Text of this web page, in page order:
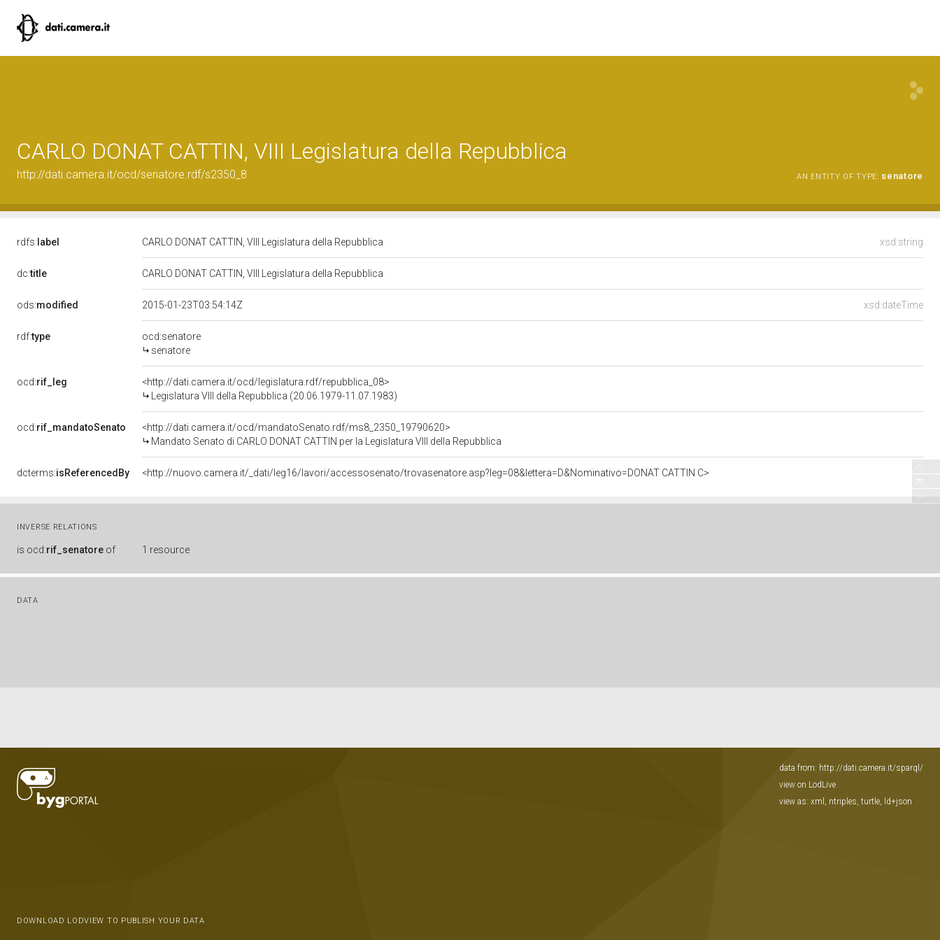
CARLO DONAT CATTIN, VIII Legislatura della Repubblica
http://dati.camera.it/ocd/senatore.rdf/s2350_8 AN ENTITY OF TYPE: senatore
rdfs: label xsd:string
CARLO DONAT CATTIN, VIII Legislatura della Repubblica
dc:title CARLO DONAT CATTIN, VIII Legislatura della Repubblica
ods:modified xsd:dateTime
2015-01-23T03:54:14Z
rdf:type
ocd:senatore
senatore
ocd:rif_leg
<http://dati.camera.it/ocd/legislatura.rdf/repubblica_08>
Legislatura VIII della Repubblica (20.06.1979-11.07.1983)
ocd:rif_mandatoSenato
<http://dati.camera.it/ocd/mandatoSenato.rdf/ms8_2350_19790620>
Mandato Senato di CARLO DONAT CATTIN per la Legislatura VIII della Repubblica
dcterms:isReferencedBy <http://nuovo.camera.it/_dati/leg16/lavori/accessosenato/trovasenatore.asp?leg=08&lettera=D&Nominativo=DONAT CATTIN C>
INVERSE RELATIONS
is ocd:rif_senatore of 1 resource
DATA
DOWNLOAD LODVIEW TO PUBLISH YOUR DATA
data from: http://dati.camera.it/sparql/
view on LodLive
view as: xml , ntriples, turtle, ld+json